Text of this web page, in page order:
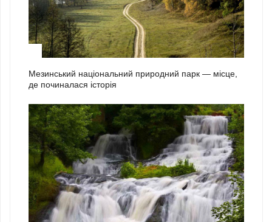
Мезинський національний природний парк — місце,
де починалася історія